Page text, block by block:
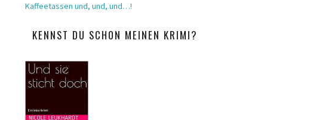
Kaffeetassen und, und, und…!
KENNST DU SCHON MEINEN KRIMI?